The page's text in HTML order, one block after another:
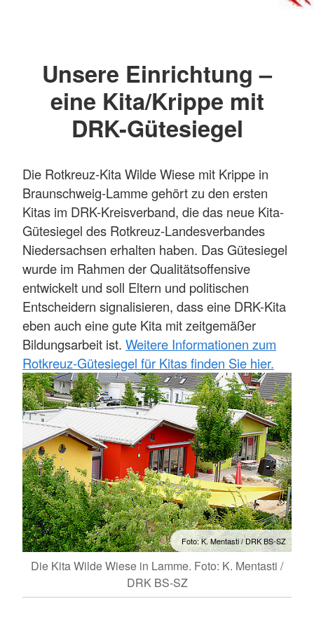
Unsere Einrichtung –
eine Kita/Krippe mit
DRK-Gütesiegel
Die Rotkreuz-Kita Wilde Wiese mit Krippe in
Braunschweig-Lamme gehört zu den ersten
Kitas im DRK-Kreisverband, die das neue Kita-
Gütesiegel des Rotkreuz-Landesverbandes
Niedersachsen erhalten haben. Das Gütesiegel
wurde im Rahmen der Qualitätsoffensive
entwickelt und soll Eltern und politischen
Entscheidern signalisieren, dass eine DRK-Kita
eben auch eine gute Kita mit zeitgemäßer
Bildungsarbeit ist. Weitere Informationen zum
Rotkreuz-Gütesiegel für Kitas finden Sie hier.
Foto: K. Mentasti / DRK BS-SZ
Die Kita Wilde Wiese in Lamme. Foto: K. Mentasti /
DRK BS-SZ